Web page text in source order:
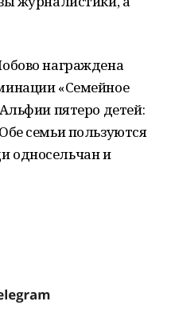
награждена
«Семейное
пятеро детей:
семьи пользуются
односельчан и